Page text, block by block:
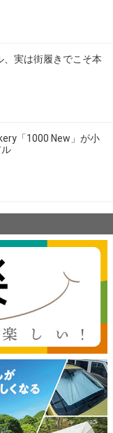
実は街履きでこそ本
「1000 New」が小